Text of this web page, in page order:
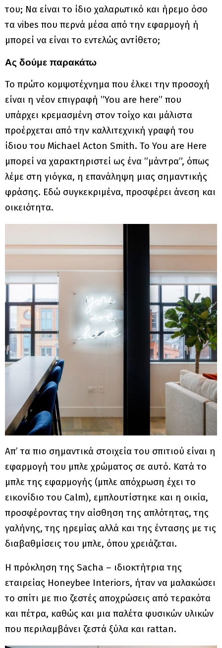
του; Να είναι το ίδιο χαλαρωτικό και ήρεμο όσο
τα vibes που περνά μέσα από την εφαρμογή ή
μπορεί να είναι το εντελώς αντίθετο;
Ας δούμε παρακάτω
Το πρώτο κομψοτέχνημα που έλκει την προσοχή
είναι η νέον επιγραφή ”You are here” που
υπάρχει κρεμασμένη στον τοίχο και μάλιστα
προέρχεται από την καλλιτεχνική γραφή του
ίδιου του Michael Acton Smith. Το You are Here
μπορεί να χαρακτηριστεί ως ένα ”μάντρα”, όπως
λέμε στη γιόγκα, η επανάληψη μιας σημαντικής
φράσης. Εδώ συγκεκριμένα, προσφέρει άνεση και
οικειότητα.
Απ’ τα πιο σημαντικά στοιχεία του σπιτιού είναι η
εφαρμογή του μπλε χρώματος σε αυτό. Κατά το
μπλε της εφαρμογής (μπλε απόχρωση έχει το
εικονίδιο του Calm), εμπλουτίστηκε και η οικία,
προσφέροντας την αίσθηση της απλότητας, της
γαλήνης, της ηρεμίας αλλά και της έντασης με τις
διαβαθμίσεις του μπλε, όπου χρειάζεται.
Η πρόκληση της Sacha – ιδιοκτήτρια της
εταιρείας Honeybee Interiors, ήταν να μαλακώσει
το σπίτι με πιο ζεστές αποχρώσεις από τερακότα
και πέτρα, καθώς και μια παλέτα φυσικών υλικών
που περιλαμβάνει ζεστά ξύλα και rattan.